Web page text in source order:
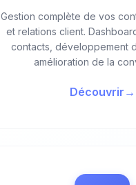
Gestion complète de vos
et relations client.
contacts, développement
amélioration de la
Découvrir